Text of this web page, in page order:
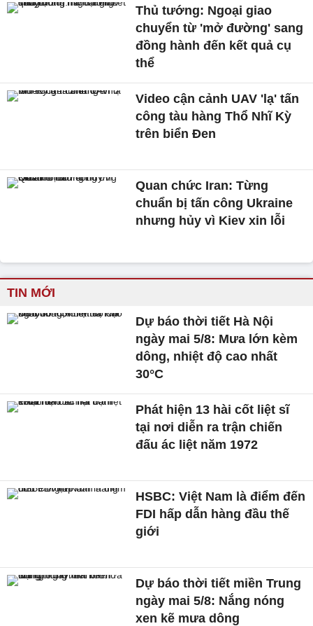
Thủ tướng: Ngoại giao
chuyển từ 'mở đường' sang
đồng hành đến kết quả cụ
thể
Video cận cảnh UAV 'lạ' tấn
công tàu hàng Thổ Nhĩ Kỳ
trên biển Đen
Quan chức Iran: Từng
chuẩn bị tấn công Ukraine
nhưng hủy vì Kiev xin lỗi
TIN MỚI
Dự báo thời tiết Hà Nội
ngày mai 5/8: Mưa lớn kèm
dông, nhiệt độ cao nhất
30°C
Phát hiện 13 hài cốt liệt sĩ
tại nơi diễn ra trận chiến
đấu ác liệt năm 1972
HSBC: Việt Nam là điểm đến
FDI hấp dẫn hàng đầu thế
giới
Dự báo thời tiết miền Trung
ngày mai 5/8: Nắng nóng
xen kẽ mưa dông